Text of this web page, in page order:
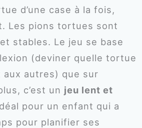
d’une case à la fois,
Les pions tortues sont
stables. Le jeu se base
(deviner quelle tortue
aux autres) que sur
c’est un jeu lent et
pour un enfant qui a
pour planifier ses